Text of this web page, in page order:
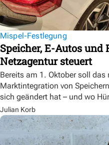
Mispel-Festlegung
Speicher, E-Autos
Netzagentur steuert
Bereits am 1. Oktober soll das
Marktintegration von
sich geändert hat – und wo
Julian Korb